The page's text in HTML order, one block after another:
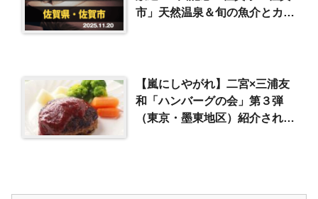
市」天然温泉＆旬の魚介とカツ
【嵐にしやがれ】二宮×三浦友
和「ハンバーグの会」第３弾
（東京・墨東地区）紹介された